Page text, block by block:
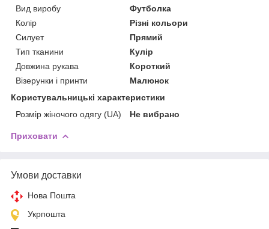
Вид виробу
Футболка
Колір
Різні кольори
Силует
Прямий
Тип тканини
Кулір
Довжина рукава
Короткий
Візерунки і принти
Малюнок
Користувальницькі характеристики
Розмір жіночого одягу (UA)
Не вибрано
Приховати
Умови доставки
Нова Пошта
Укрпошта